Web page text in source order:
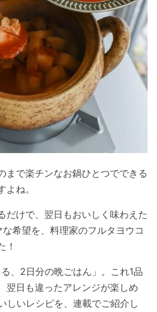
まで楽チンなお鍋ひとつでできる
ね。
だけで、翌日もおいしく味わえた
希望を、料理家のフルタヨウコ
！
、2日分の晩ごはん」。これ1品
翌日も違ったアレンジが楽しめ
いレシピを、連載でご紹介し